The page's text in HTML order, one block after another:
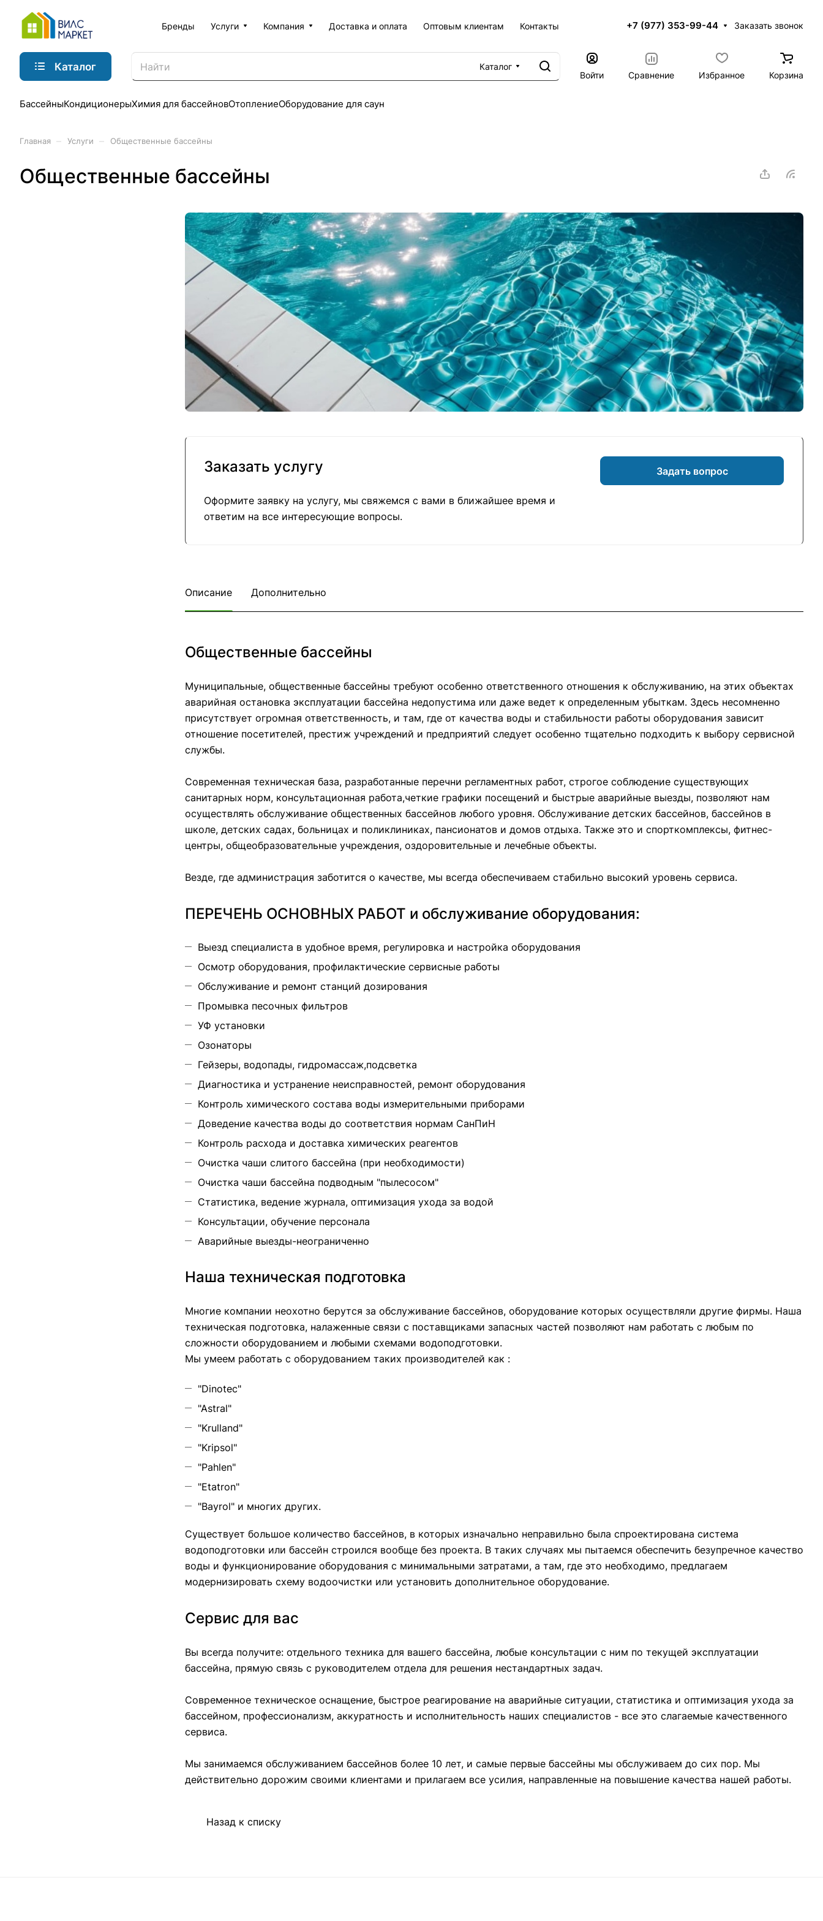
Бренды Услуги Компания Доставка и оплата Оптовым клиентам Контакты +7 (977) 353-99-44 Заказать звонок
Каталог
Каталог
Войти
Сравнение Избранное Корзина
БассейныКондиционерыХимия для бассейновОтоплениеОборудование для саун
Главная Услуги Общественные бассейны
Общественные бассейны
Заказать услугу
Оформите заявку на услугу, мы свяжемся с вами в ближайшее время и
ответим на все интересующие вопросы.
Задать вопрос
Описание Дополнительно
Общественные бассейны
Муниципальные, общественные бассейны требуют особенно ответственного отношения к обслуживанию, на этих объектах
аварийная остановка эксплуатации бассейна недопустима или даже ведет к определенным убыткам. Здесь несомненно
присутствует огромная ответственность, и там, где от качества воды и стабильности работы оборудования зависит
отношение посетителей, престиж учреждений и предприятий следует особенно тщательно подходить к выбору сервисной
службы.
Современная техническая база, разработанные перечни регламентных работ, строгое соблюдение существующих
санитарных норм, консультационная работа,четкие графики посещений и быстрые аварийные выезды, позволяют нам
осуществлять обслуживание общественных бассейнов любого уровня. Обслуживание детских бассейнов, бассейнов в
школе, детских садах, больницах и поликлиниках, пансионатов и домов отдыха. Также это и спорткомплексы, фитнес-
центры, общеобразовательные учреждения, оздоровительные и лечебные объекты.
Везде, где администрация заботится о качестве, мы всегда обеспечиваем стабильно высокий уровень сервиса.
ПЕРЕЧЕНЬ ОСНОВНЫХ РАБОТ и обслуживание оборудования:
Выезд специалиста в удобное время, регулировка и настройка оборудования
Осмотр оборудования, профилактические сервисные работы
Обслуживание и ремонт станций дозирования
Промывка песочных фильтров
УФ установки
Озонаторы
Гейзеры, водопады, гидромассаж,подсветка
Диагностика и устранение неисправностей, ремонт оборудования
Контроль химического состава воды измерительными приборами
Доведение качества воды до соответствия нормам СанПиН
Контроль расхода и доставка химических реагентов
Очистка чаши слитого бассейна (при необходимости)
Очистка чаши бассейна подводным "пылесосом"
Статистика, ведение журнала, оптимизация ухода за водой
Консультации, обучение персонала
Аварийные выезды-неограниченно
Наша техническая подготовка
Многие компании неохотно берутся за обслуживание бассейнов, оборудование которых осуществляли другие фирмы. Наша
техническая подготовка, налаженные связи с поставщиками запасных частей позволяют нам работать с любым по
сложности оборудованием и любыми схемами водоподготовки.
Мы умеем работать с оборудованием таких производителей как :
"Dinotec"
"Astral"
"Krulland"
"Kripsol"
"Pahlen"
"Etatron"
"Bayrol" и многих других.
Существует большое количество бассейнов, в которых изначально неправильно была спроектирована система
водоподготовки или бассейн строился вообще без проекта. В таких случаях мы пытаемся обеспечить безупречное качество
воды и функционирование оборудования с минимальными затратами, а там, где это необходимо, предлагаем
модернизировать схему водоочистки или установить дополнительное оборудование.
Сервис для вас
Вы всегда получите: отдельного техника для вашего бассейна, любые консультации с ним по текущей эксплуатации
бассейна, прямую связь с руководителем отдела для решения нестандартных задач.
Современное техническое оснащение, быстрое реагирование на аварийные ситуации, статистика и оптимизация ухода за
бассейном, профессионализм, аккуратность и исполнительность наших специалистов - все это слагаемые качественного
сервиса.
Мы занимаемся обслуживанием бассейнов более 10 лет, и самые первые бассейны мы обслуживаем до сих пор. Мы
действительно дорожим своими клиентами и прилагаем все усилия, направленные на повышение качества нашей работы.
Назад к списку